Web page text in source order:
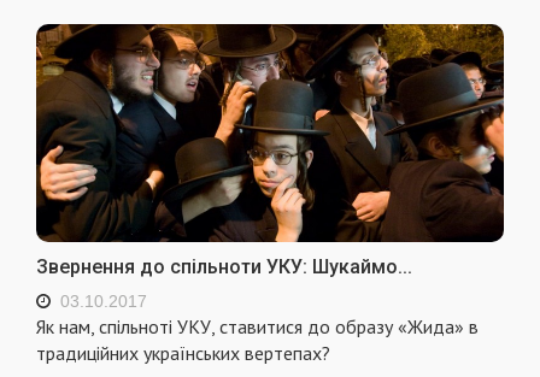
Звернення до спільноти УКУ: Шукаймо...
03.10.2017
Як нам, спільноті УКУ, ставитися до образу «Жида» в
традиційних українських вертепах?